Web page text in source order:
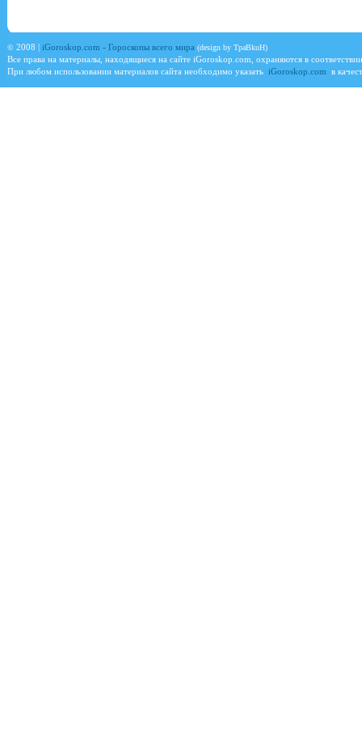
© 2008 | iGoroskop.com - Гороскопы всего мира (design by TpaBkuH)
Все права на материалы, находящиеся на сайте iGoroskop.com , охраняются в
При любом использовании материалов сайта необходимо указать iGoroskop.com в